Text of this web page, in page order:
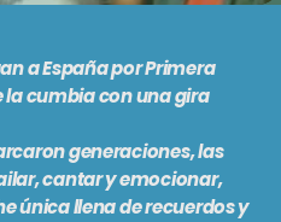
a España porPrimera
cumbia con una gira
generaciones, las
cantar y emocionar,
única llena de recuerdos y